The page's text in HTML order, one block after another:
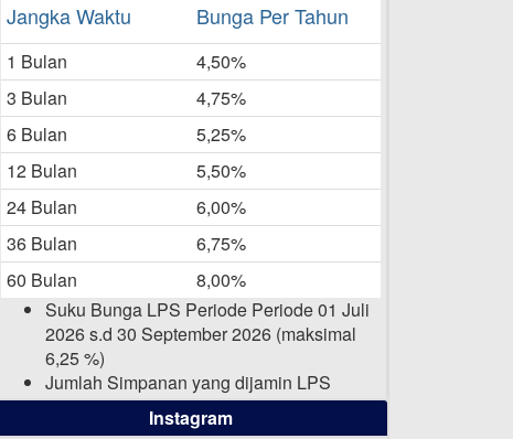
Daftar Pemenang Undian
TAMASHA Bulan Mei 2025
20-05-2025
Laporan Keuangan Berkelanjutan
06-05-2025
Daftar Pemenang Undian
TAMASHA Bulan April 2025
Pengumuman Nama Baru
Perusahaan
03-03-2025
Jangka Waktu Bunga Per Tahun
1 Bulan
4,50%
3 Bulan
4,75%
6 Bulan
5,25%
12 Bulan
5,50%
24 Bulan
6,00%
36 Bulan
6,75%
60 Bulan
8,00%
Suku Bunga LPS Periode Periode 01 Juli
2026 s.d 30 September 2026 (maksimal
6,25 %)
Jumlah Simpanan yang dijamin LPS
maksimal sampai dengan 2 Milyar Rupiah
per nasabah dalam satu bank
Instagram